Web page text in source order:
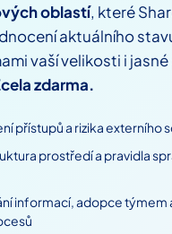
oblastí, které
aktuálního
vaší velikosti i
zdarma.
přístupů a rizika externího
prostředí a pravidla
informací, adopce týmem